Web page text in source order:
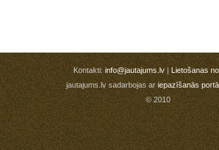
Kontakti:info@jautajums.lv|Lietošanas
jautajums.lv sadarbojas ariepazīšanās
© 2010